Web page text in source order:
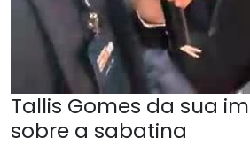
Tallis Gomes da sua
sobre a sabatina